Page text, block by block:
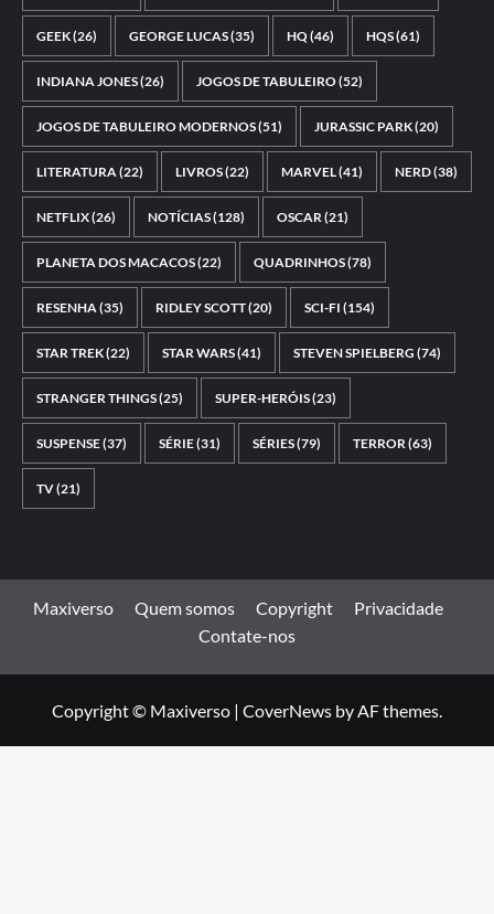
GEEK(26) GEORGE LUCAS(35) HQ(46) HQS(61)
INDIANA JONES(26) JOGOS DE TABULEIRO(52)
JOGOS DE TABULEIRO MODERNOS(51) JURASSIC PARK(20)
LITERATURA(22) LIVROS(22) MARVEL(41) NERD(38)
NETFLIX(26) NOTÍCIAS(128) OSCAR(21)
PLANETA DOS MACACOS(22) QUADRINHOS(78)
RESENHA(35) RIDLEY SCOTT(20) SCI-FI (154)
STAR TREK(22) STAR WARS(41) STEVEN SPIELBERG (74)
STRANGER THINGS(25) SUPER-HERÓIS(23)
SUSPENSE(37) SÉRIE(31) SÉRIES(79) TERROR(63)
TV(21)
Maxiverso Quem somos Copyright
Privacidade
Contate-nos
Copyright © Maxiverso | CoverNews by AF themes.